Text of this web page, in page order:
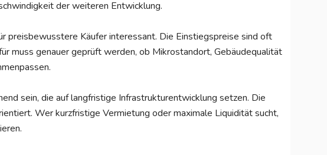
der weiteren Entwicklung.
preisbewusstere Käufer interessant. Die Einstiegspreise sind oft
muss genauer geprüft werden, ob Mikrostandort, Gebäudequalität
sein, die auf langfristige Infrastrukturentwicklung setzen. Die
Wer kurzfristige Vermietung oder maximale Liquidität sucht,